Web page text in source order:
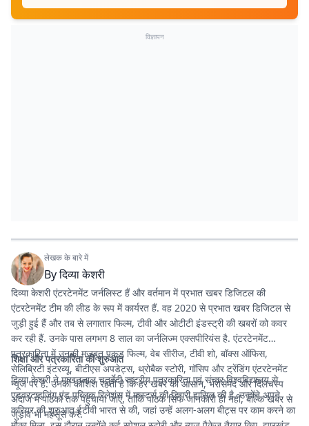
विज्ञापन
लेखक के बारे में
Byदिव्या केशरी
दिव्या केशरी एंटरटेनमेंट जर्नलिस्ट हैं और वर्तमान में प्रभात खबर डिजिटल की
एंटरटेनमेंट टीम की लीड के रूप में कार्यरत हैं. वह 2020 से प्रभात खबर डिजिटल से
जुड़ी हुई हैं और तब से लगातार फिल्म, टीवी और ओटीटी इंडस्ट्री की खबरों को कवर
कर रही हैं. उनके पास लगभग 8 साल का जर्नलिज्म एक्सपीरियंस है. एंटरटेनमेंट
पत्रकारिता में उनकी मजबूत पकड़ फिल्म, वेब सीरीज, टीवी शो, बॉक्स ऑफिस,
सेलिब्रिटी इंटरव्यू, बीटीएस अपडेट्स, थ्रोबैक स्टोरी, गॉसिप और ट्रेंडिंग एंटरटेनमेंट
न्यूज पर है. उनकी कोशिश रहती है कि हर खबर को आसान, भरोसेमंद और दिलचस्प
अंदाज में पाठकों तक पहुंचाया जाए, ताकि पाठक सिर्फ जानकारी ही नहीं, बल्कि खबर से
जुड़ाव भी महसूस करें.
शिक्षा और पत्रकारिता की शुरुआत
दिव्या केशरी ने माखनलाल चतुर्वेदी राष्ट्रीय पत्रकारिता एवं संचार विश्वविद्यालय से
एडवरटाइजिंग एंड पब्लिक रिलेशंस में मास्टर्स की डिग्री हासिल की है. उन्होंने अपने
करियर की शुरुआत ईटीवी भारत से की, जहां उन्हें अलग-अलग बीट्स पर काम करने का